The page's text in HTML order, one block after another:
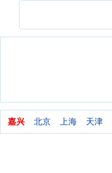
嘉兴 北京 上海 天津